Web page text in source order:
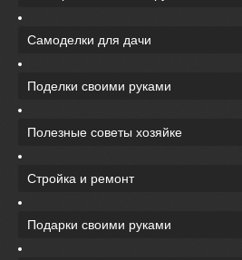
Самоделки для дачи
Поделки своими руками
Полезные советы хозяйке
Стройка и ремонт
Подарки своими руками